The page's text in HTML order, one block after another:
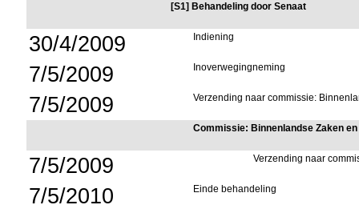
[S1] Behandeling door Senaat
30/4/2009 Indiening
7/5/2009 Inoverwegingneming
7/5/2009 Verzending naar commissie:
Commissie: Binnenlandse Zaken
7/5/2009 Verzending naar
7/5/2010 Einde behandeling